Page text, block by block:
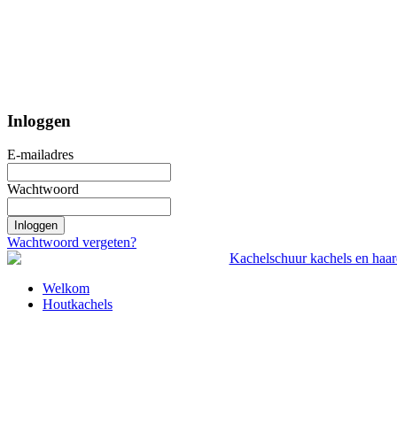
Inloggen
E-mailadres
Wachtwoord
Inloggen
Wachtwoord vergeten?
Welkom
Houtkachels